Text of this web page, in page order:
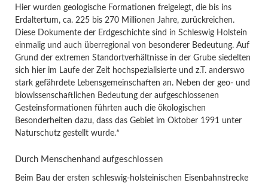
Hier wurden geologische Formationen freigelegt, die bis ins
Erdaltertum, ca. 225 bis 270 Millionen Jahre, zurückreichen.
Diese Dokumente der Erdgeschichte sind in Schleswig Holstein
einmalig und auch überregional von besonderer Bedeutung. Auf
Grund der extremen Standortverhältnisse in der Grube siedelten
sich hier im Laufe der Zeit hochspezialisierte und z.T. anderswo
stark gefährdete Lebensgemeinschaften an. Neben der geo- und
biowissenschaftlichen Bedeutung der aufgeschlossenen
Gesteinsformationen führten auch die ökologischen
Besonderheiten dazu, dass das Gebiet im Oktober 1991 unter
Naturschutz gestellt wurde.*
Durch Menschenhand aufgeschlossen
Beim Bau der ersten schleswig-holsteinischen Eisenbahnstrecke